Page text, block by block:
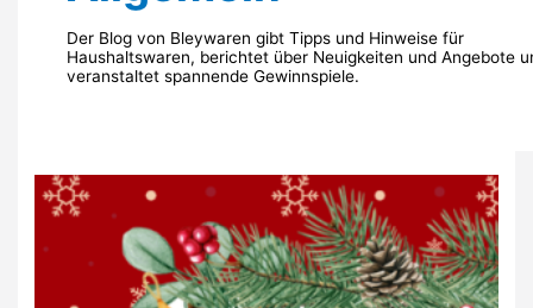
Der Blog von Bleywaren gibt Tipps und Hinweise für
Haushaltswaren, berichtet über Neuigkeiten und Angebote
veranstaltet spannende Gewinnspiele.